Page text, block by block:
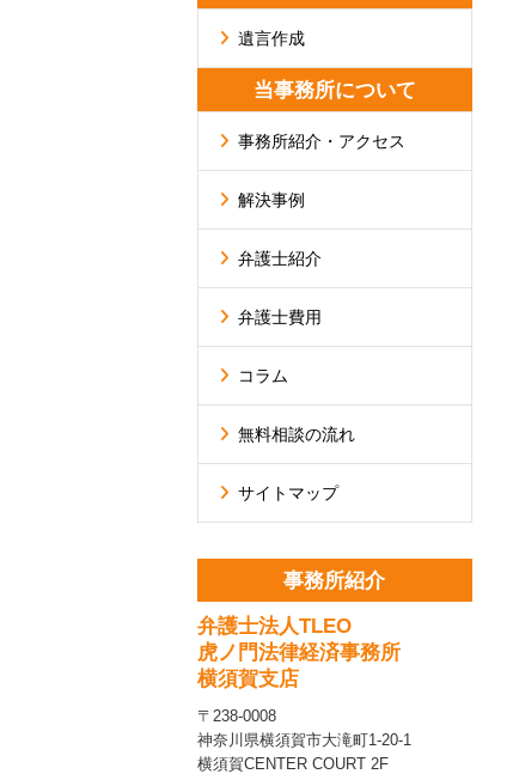
遺言作成
当事務所について
事務所紹介・アクセス
解決事例
弁護士紹介
弁護士費用
コラム
無料相談の流れ
サイトマップ
事務所紹介
弁護士法人TLEO
虎ノ門法律経済事務所
横須賀支店
〒238-0008
神奈川県横須賀市大滝町1-20-1
横須賀CENTER COURT 2F